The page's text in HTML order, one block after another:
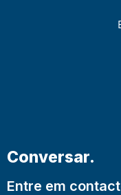
Conversar.
Entre em